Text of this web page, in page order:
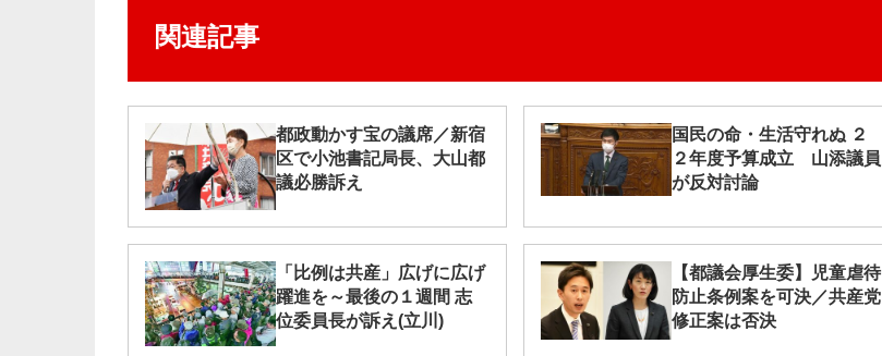
関連記事
都政動かす宝の議席／新宿
区で小池書記局長、大山都
議必勝訴え
国民の命・生活守れぬ ２
２年度予算成立 山添議員
が反対討論
「比例は共産」広げに広げ
躍進を～最後の１週間 志
位委員長が訴え(立川)
【都議会厚生委】児童虐待
防止条例案を可決／共産党
修正案は否決 ​